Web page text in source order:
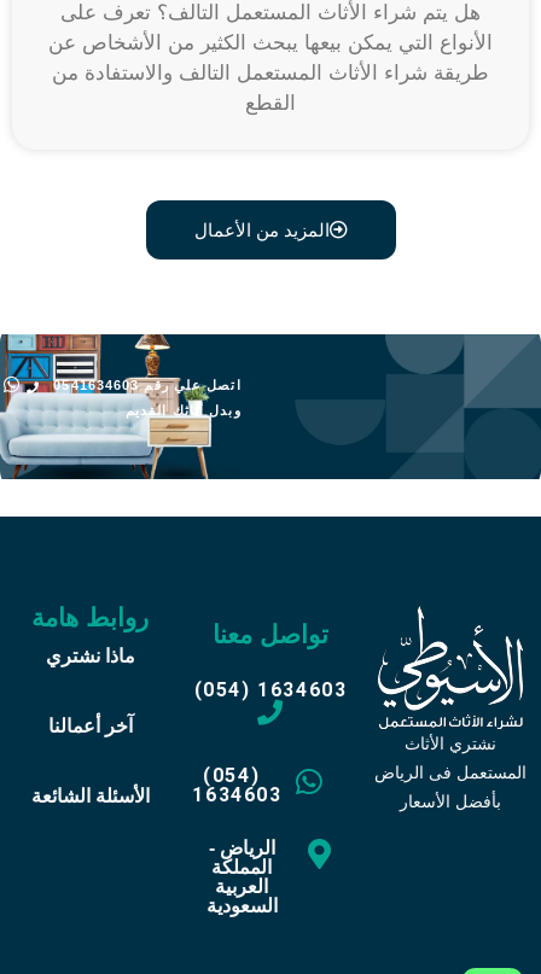
هل يتم شراء الأثاث المستعمل التالف؟ تعرف على
الأنواع التي يمكن بيعها يبحث الكثير من الأشخاص عن
طريقة شراء الأثاث المستعمل التالف والاستفادة من
القطع
المزيد من الأعمال
اتصل علي رقم 0541634603
وبدل أثاثك القديم
روابط هامة
ماذا نشتري
آخر أعمالنا
الأسئلة الشائعة
تواصل معنا
(054) 1634603
(054)
1634603
الرياض -
المملكة
العربية
السعودية
نشتري الأثاث
المستعمل فى الرياض
بأفضل الأسعار